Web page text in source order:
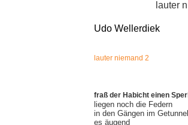
lauter
Udo Wellerdiek
lauter niemand 2
fraß der Habicht einen
liegen noch die Federn
in den Gängen im
es äugend